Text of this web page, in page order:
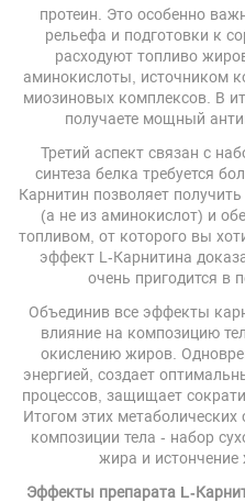
протеин. Это особенно
рельефа и подготовки к
расходуют топливо
аминокислоты, источником
миозиновых комплексов. В
получаете мощный
Третий аспект связан с
синтеза белка требуется
Карнитин позволяет
(а не из аминокислот) и
топливом, от которого вы
эффект L-Карнитина
очень пригодится в
Объединив все эффекты
влияние на композицию
окислению жиров.
энергией, создает
процессов, защищает
Итогом этих метаболических
композиции тела - набор
жира и истончение
Эффекты препарата L-